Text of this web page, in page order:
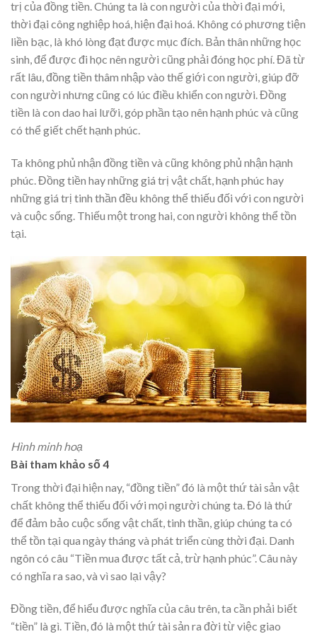
trị của đồng tiền. Chúng ta là con người của thời đại mới,
thời đại công nghiệp hoá, hiện đại hoá. Không có phương tiện
liền bạc, là khó lòng đạt được mục đích. Bản thân những học
sinh, để được đi học nên người cũng phải đóng học phí. Đã từ
rất lâu, đồng tiền thâm nhập vào thế giới con người, giúp đỡ
con người nhưng cũng có lúc điều khiển con người. Đồng
tiền là con dao hai lưỡi, góp phần tạo nên hạnh phúc và cũng
có thể giết chết hạnh phúc.
Ta không phủ nhận đồng tiền và cũng không phủ nhận hạnh
phúc. Đồng tiền hay những giá trị vật chất, hạnh phúc hay
những giá trị tinh thần đều không thể thiếu đối với con người
và cuộc sống. Thiếu một trong hai, con người không thể tồn
tại.
Hình minh hoạ
Bài tham khảo số 4
Trong thời đại hiện nay, “đồng tiền” đó là một thứ tài sản vật
chất không thể thiếu đối với mọi người chúng ta. Đó là thứ
để đảm bảo cuộc sống vật chất, tinh thần, giúp chúng ta có
thể tồn tại qua ngày tháng và phát triển cùng thời đại. Danh
ngôn có câu “Tiền mua được tất cả, trừ hạnh phúc”. Câu này
có nghĩa ra sao, và vì sao lại vậy?
Đồng tiền, để hiểu được nghĩa của câu trên, ta cần phải biết
“tiền” là gì. Tiền, đó là một thứ tài sản ra đời từ việc giao